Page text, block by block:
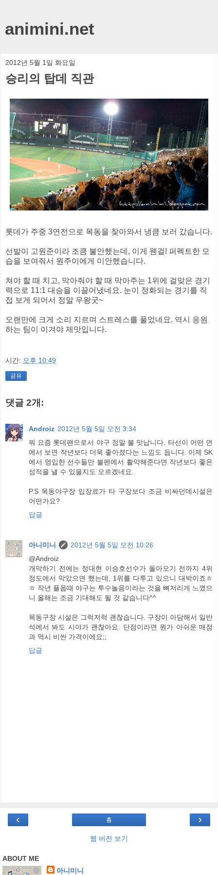
animini.net
2012년 5월 1일 화요일
승리의 탑데 직관
롯데가 주중 3연전으로 목동을 찾아와서 냉큼 보러 갔습니다.
선발이 고원준이라 조큼 불안했는데, 이게 웬걸! 퍼펙트한 모
습을 보여줘서 원주이에게 미안했습니다.
쳐야 할 때 치고, 막아줘야 할 때 막아주는 1위에 걸맞은 경기
력으로 11:1 대승을 이끌어냈네요. 눈이 정화되는 경기를 직
접 보게 되어서 정말 우왕굿~
오랜만에 크게 소리 지르며 스트레스를 풀었네요. 역시 응원
하는 팀이 이겨야 제맛입니다.
시간: 오후 10:49
공유
댓글 2개:
Androiz 2012년 5월 5일 오전 3:34
뭐 요즘 롯데팬으로서 야구 정말 볼 맛납니다. 타선이 어떤 면
에서 보면 작년보다 더욱 좋아졌다는 느낌도 듭니다. 이제 SK
에서 영입한 선수들만 불펜에서 활약해준다면 작년보다 좋은
성적을 낼 수 있을지도 모르겠네요.
P.S 목동야구장 입장료가 타 구장보다 조금 비싸던데시설은
어떤가요?
답글
아니미니
2012년 5월 5일 오전 10:26
@Androiz
개막하기 전에는 정대현 이승호선수가 돌아오기 전까지 4위
정도에서 막았으면 했는데, 1위를 다투고 있으니 대박이죠ㅎ
ㅎ 작년 플옵때 야구는 투수놀음이라는 것을 뼈저리게 느꼈으
니 올해는 조금 기대해도 될 것 같습니다^^
목동구장 시설은 그럭저럭 괜찮습니다. 구장이 아담해서 일반
석에서 봐도 시야가 괜찮아요. 단점이라면 뭔가 아쉬운 매점
과 역시 비싼 가격이에요;;
답글
‹ ›
홈
웹 버전 보기
ABOUT ME
아니미니